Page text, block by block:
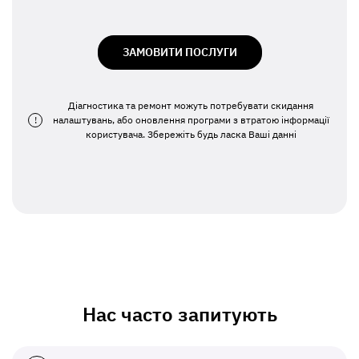
ЗАМОВИТИ ПОСЛУГИ
!
Діагностика та ремонт можуть потребувати скидання
налаштувань, або оновлення програми з втратою інформації
користувача. Збережіть будь ласка Ваші данні
Нас часто запитують